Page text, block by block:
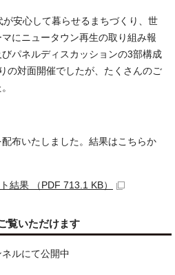
安心して暮らせるまちづくり、世
にニュータウン再生の取り組み報
パネルディスカッションの3部構成
の対面開催でしたが、たくさんのご
布いたしました。結果はこちらか
結果 （PDF 713.1 KB）
覧いただけます
ルにて公開中